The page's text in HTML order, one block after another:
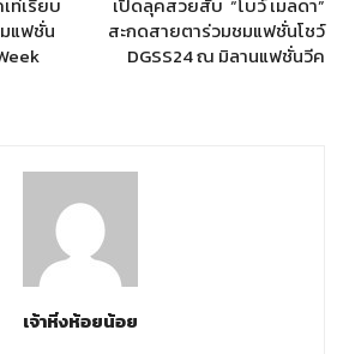
แฟชั่น
สะกดสายตาร่วมชมแฟชั่นโชว์
DGSS24 ณ มิลานแฟชั่นวีค
เจ้าหิ่งห้อยน้อย